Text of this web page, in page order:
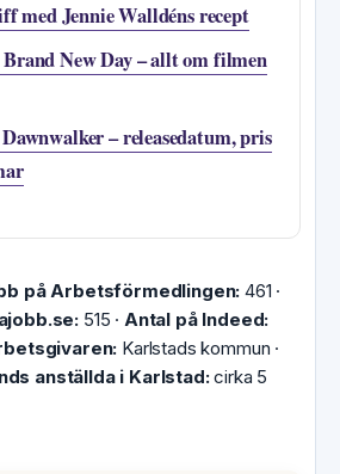
med Jennie Walldéns recept
New Day – allt om filmen
– releasedatum, pris
på Arbetsförmedlingen: 461 ·
515 · Antal på Indeed:
Karlstads kommun ·
anställda i Karlstad:cirka 5